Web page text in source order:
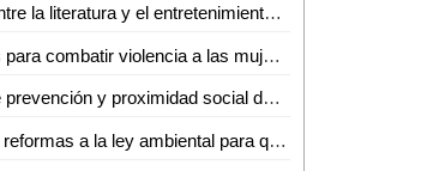
Jorge Santana: entre la literatura y el entretenimiento digital
Asignan recursos para combatir violencia a las mujeres
Con estrategia de prevención y proximidad social de la SSPC de la Capital, baja la incidencia de delitos patrimoniales
Congreso aprobó reformas a la ley ambiental para que la Segam celebre convenios con los ayuntamientos para la rehabilitación de las áreas verdes